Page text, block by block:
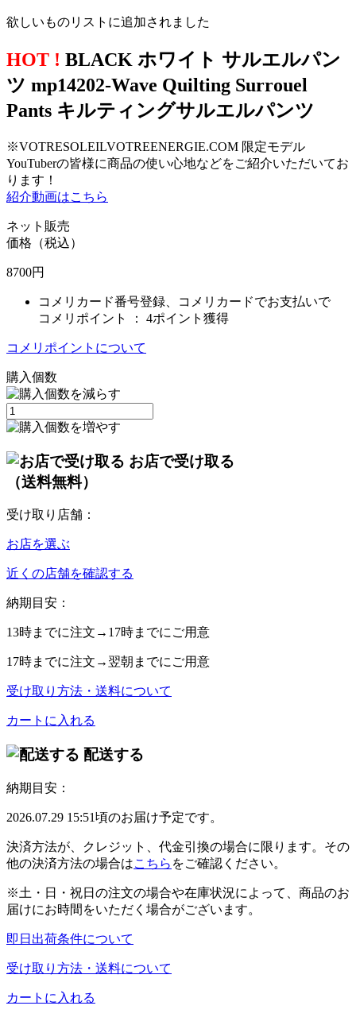
欲しいものリストに追加されました
HOT ! BLACK ホワイト サルエルパン
ツ mp14202-Wave Quilting Surrouel
Pants キルティングサルエルパンツ
※VOTRESOLEILVOTREENERGIE.COM 限定モデル
YouTuberの皆様に商品の使い心地などをご紹介いただいてお
ります！
紹介動画はこちら
ネット販売
価格（税込）
8700円
コメリカード番号登録、コメリカードでお支払いで
コメリポイント ： 4ポイント獲得
コメリポイントについて
購入個数
お店で受け取る
（送料無料）
受け取り店舗：
お店を選ぶ
近くの店舗を確認する
納期目安：
13時までに注文→ 17時までにご用意
17時までに注文→ 翌朝 までにご用意
受け取り方法・送料について
カートに入れる
配送する
納期目安：
2026.07.29 15:51頃のお届け予定です。
決済方法が、クレジット、代金引換の場合に限ります。その
他の決済方法の場合はこちら をご確認ください。
※土・日・祝日の注文の場合や在庫状況によって、商品のお
届けにお時間をいただく場合がございます。
即日出荷条件について
受け取り方法・送料について
カートに入れる